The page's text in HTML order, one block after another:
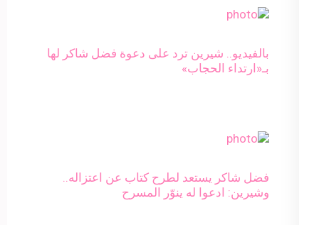
بالفيديو.. شيرين ترد على دعوة فضل شاكر لها
بـ«ارتداء الحجاب»
فضل شاكر يستعد لطرح كتاب عن اعتزاله..
وشيرين: ادعوا له ينوّر المسرح